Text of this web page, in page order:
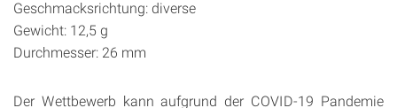
Geschmacksrichtung: diverse
Gewicht: 12,5 g
Durchmesser: 26 mm
Der Wettbewerb kann aufgrund der COVID-19 Pandemie